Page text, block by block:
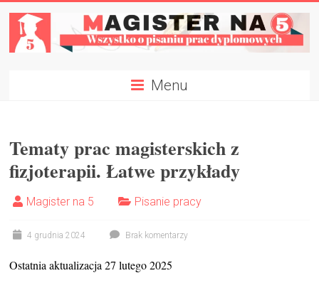
content
Napisz
Pracę
Dyplomową
W
✍
Menu
Tematy prac magisterskich z
fizjoterapii. Łatwe przykłady
Magister na 5 Pisanie pracy
4 grudnia 2024 Brak komentarzy
Ostatnia aktualizacja 27 lutego 2025